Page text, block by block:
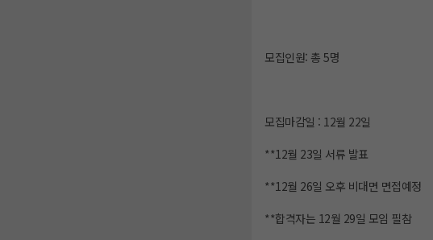
모집인원: 총 5명
모집마감일 : 12월 22일
**12월 23일 서류 발표
**12월 26일 오후 비대면 면접예정
**합격자는 12월 29일 모임 필참